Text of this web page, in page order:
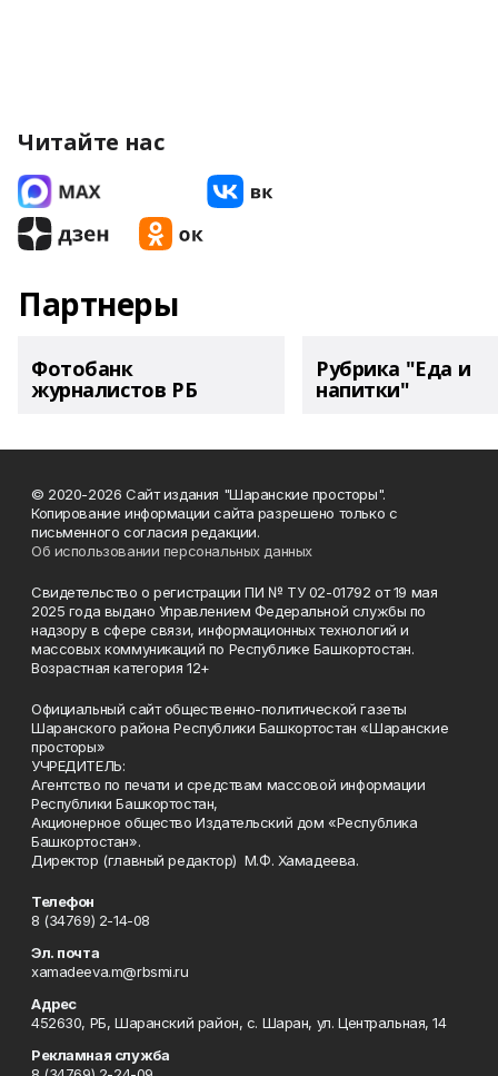
Читайте нас
Партнеры
Фотобанк
журналистов РБ
Рубрика "Еда и
напитки"
© 2020-2026 Сайт издания "Шаранские просторы".
Копирование информации сайта разрешено только с
письменного согласия редакции.
Об использовании персональных данных
Свидетельство о регистрации ПИ № ТУ 02-01792 от 19 мая
2025 года выдано Управлением Федеральной службы по
надзору в сфере связи, информационных технологий и
массовых коммуникаций по Республике Башкортостан.
Возрастная категория 12+
Официальный сайт общественно-политической газеты
Шаранского района Республики Башкортостан «Шаранские
просторы»
УЧРЕДИТЕЛЬ:
Агентство по печати и средствам массовой информации
Республики Башкортостан,
Акционерное общество Издательский дом «Республика
Башкортостан».
Директор (главный редактор) М.Ф. Хамадеева.
Телефон
8 (34769) 2-14-08
Эл. почта
xamadeeva.m@rbsmi.ru
Адрес
452630, РБ, Шаранский район, с. Шаран, ул. Центральная, 14
Рекламная служба